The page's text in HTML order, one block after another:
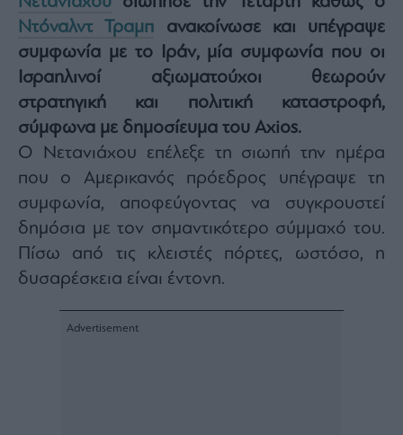
Υγεία
Architecture
Design
Fashion
&
Art
Watches
Yachts
Table
For
Two
Ντόναλντ Τραμπ ανακοίνωσε και υπέγραψε
συμφωνία με το Ιράν, μία συμφωνία που οι
Ισραηλινοί αξιωματούχοι θεωρούν
στρατηγική και πολιτική καταστροφή,
σύμφωνα με δημοσίευμα του Axios.
Ο Νετανιάχου επέλεξε τη σιωπή την ημέρα
που ο Αμερικανός πρόεδρος υπέγραψε τη
συμφωνία, αποφεύγοντας να συγκρουστεί
δημόσια με τον σημαντικότερο σύμμαχό του.
Πίσω από τις κλειστές πόρτες, ωστόσο, η
δυσαρέσκεια είναι έντονη.